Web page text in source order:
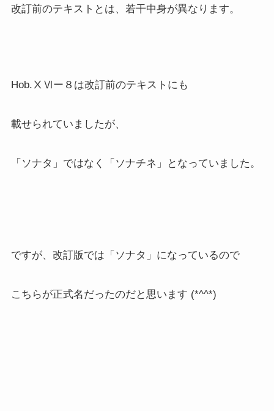
改訂前のテキストとは、若干中身が異なります。
Hob.ⅩⅥー８は改訂前のテキストにも
載せられていましたが、
「ソナタ」ではなく「ソナチネ」となっていました。
ですが、改訂版では「ソナタ」になっているので
こちらが正式名だったのだと思います (*^^*)